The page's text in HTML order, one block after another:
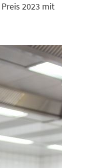
2023 mit